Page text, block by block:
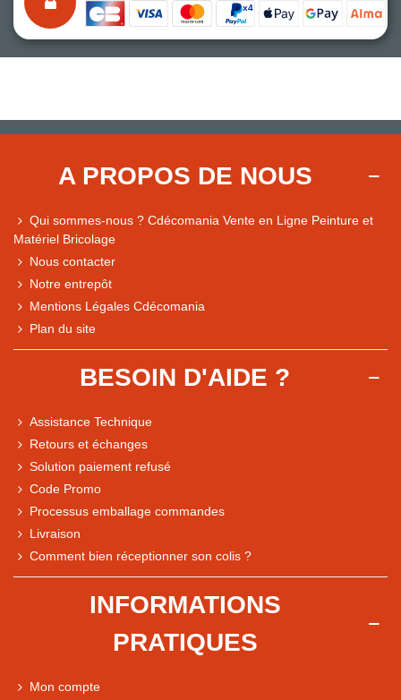
Comparaison des performances du magasin
Express, Chez vous, Point relais, Retrait magasin
A PROPOS DE NOUS
Qui sommes-nous ? Cdécomania Vente en Ligne Peinture et
Matériel Bricolage
Nous contacter
Notre entrepôt
Mentions Légales Cdécomania
Plan du site
BESOIN D'AIDE ?
Assistance Technique
Retours et échanges
Solution paiement refusé
Code Promo
Processus emballage commandes
Livraison
Comment bien réceptionner son colis ?
INFORMATIONS
PRATIQUES
Mon compte